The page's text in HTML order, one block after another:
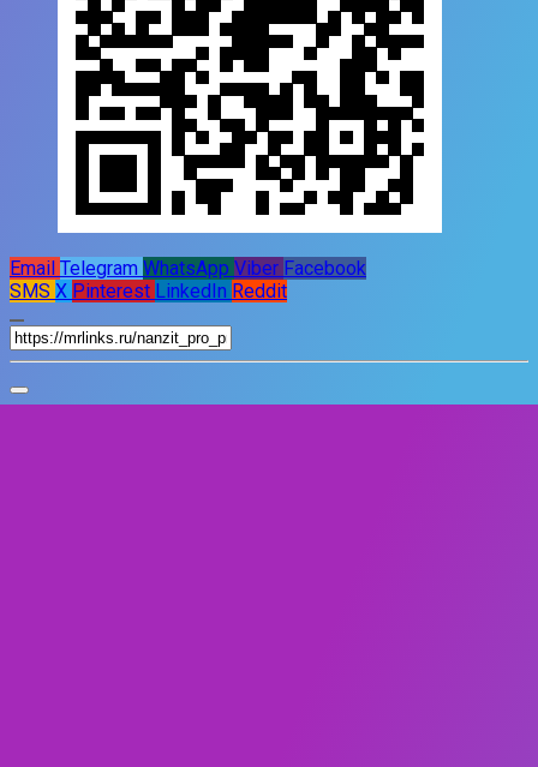
Email Telegram WhatsApp Viber Facebook
SMS X Pinterest LinkedIn Reddit